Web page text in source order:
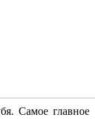
Самое главное